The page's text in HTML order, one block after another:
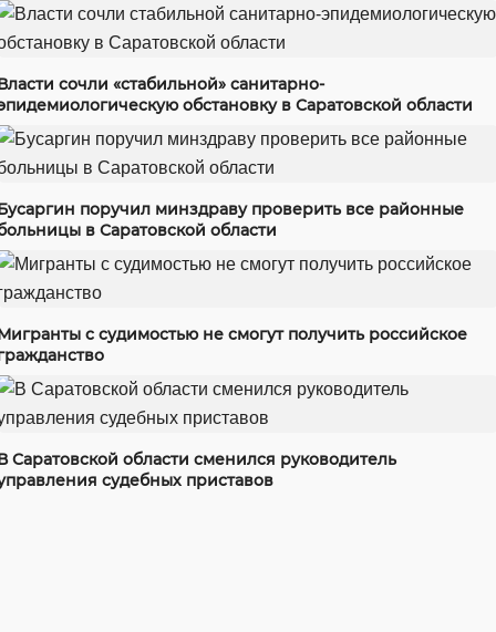
сочли «стабильной» санитарно-
обстановку в Саратовской области
поручил минздраву проверить все районные
в Саратовской области
с судимостью не смогут получить российское
Саратовской области сменился руководитель
судебных приставов